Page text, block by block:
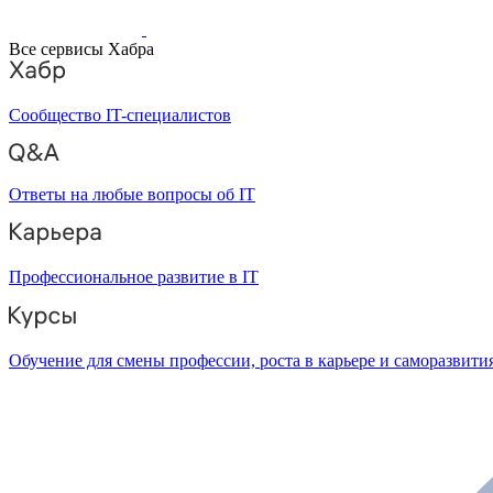
Все сервисы Хабра
Сообщество IT-специалистов
Ответы на любые вопросы об IT
Профессиональное развитие в IT
Обучение для смены профессии, роста в карьере и